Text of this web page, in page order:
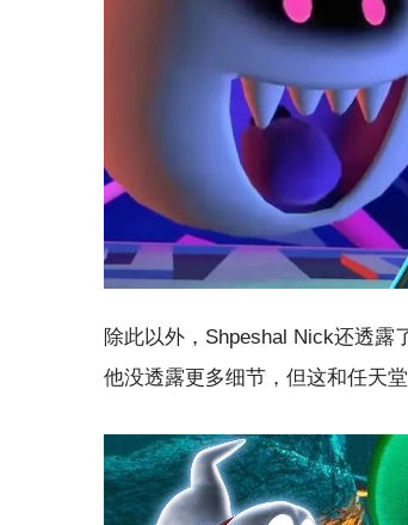
除此以外，Shpeshal Nick还透露
他没透露更多细节，但这和任天